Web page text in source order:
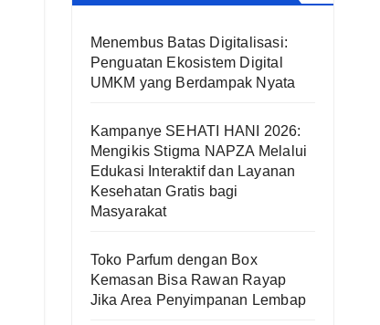
Menembus Batas Digitalisasi:
Penguatan Ekosistem Digital
UMKM yang Berdampak Nyata
Kampanye SEHATI HANI 2026:
Mengikis Stigma NAPZA Melalui
Edukasi Interaktif dan Layanan
Kesehatan Gratis bagi
Masyarakat
Toko Parfum dengan Box
Kemasan Bisa Rawan Rayap
Jika Area Penyimpanan Lembap